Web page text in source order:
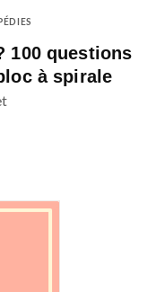
100 questions
à spirale